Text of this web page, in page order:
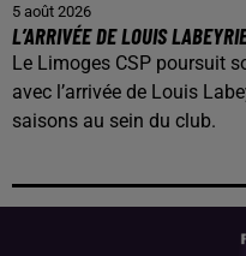
5 août 2026
L’ARRIVÉE DE LOUIS
Le Limoges CSP poursuit
avec l’arrivée de Louis
saisons au sein du club.